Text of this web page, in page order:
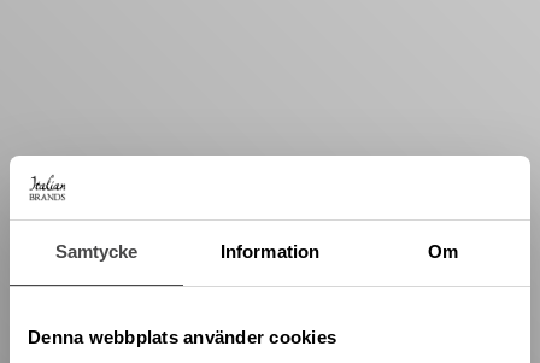
Samtycke Information Om
Denna webbplats använder cookies